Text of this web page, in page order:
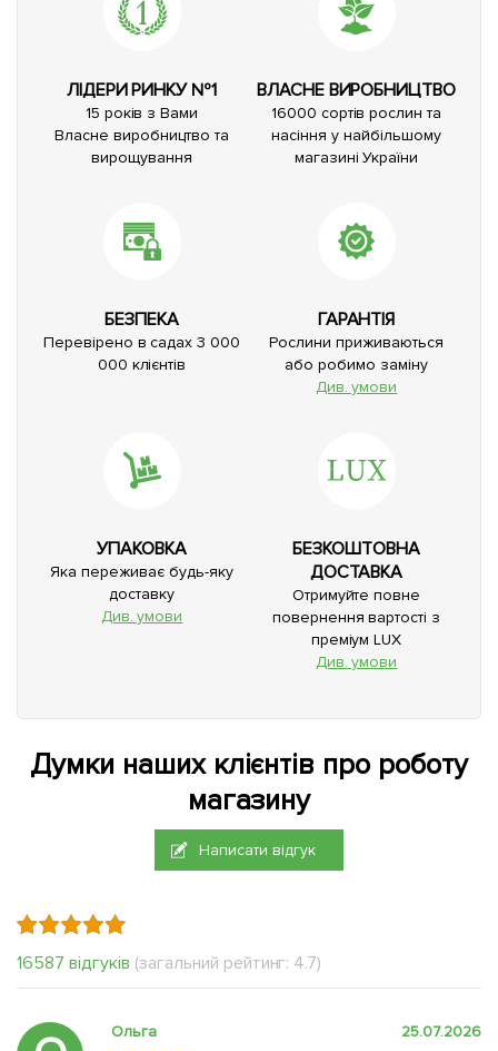
ЛІДЕРИ РИНКУ №1
15 років з Вами
Власне виробництво та
вирощування
ВЛАСНЕ ВИРОБНИЦТВО
16000 сортів рослин та
насіння у найбільшому
магазині України
БЕЗПЕКА
Перевірено в садах 3 000
000 клієнтів
ГАРАНТІЯ
Рослини приживаються
або робимо заміну
Див. умови
УПАКОВКА
Яка переживає будь-яку
доставку
Див. умови
БЕЗКОШТОВНА
ДОСТАВКА
Отримуйте повне
повернення вартості з
преміум LUX
Див. умови
Думки наших клієнтів про роботу
магазину
Написати відгук
16587 відгуків (загальний рейтинг: 4.7)
Ольга 25.07.2026